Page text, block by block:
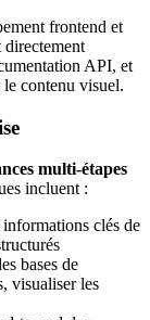
frontend et
directement
API, et
le contenu visuel.
multi-étapes
incluent :
clés de
bases de
visualiser les